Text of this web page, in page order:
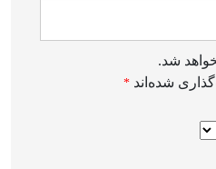
شد.
شده‌اند *